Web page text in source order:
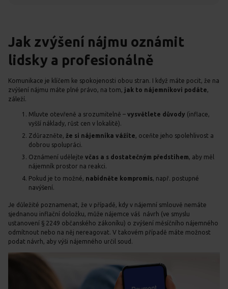
Jak zvýšení nájmu oznámit
lidsky a profesionálně
Komunikace je klíčem ke spokojenosti obou stran. I když máte pocit, že na
zvýšení nájmu máte plné právo, na tom, jak to nájemníkovi podáte,
záleží.
Mluvte otevřeně a srozumitelně – vysvětlete důvody (inflace,
vyšší náklady, růst cen v lokalitě).
Zdůrazněte, že si nájemníka vážíte, oceňte jeho spolehlivost a
dobrou spolupráci.
Oznámení udělejte včas a s dostatečným předstihem, aby měl
nájemník prostor na reakci.
Pokud je to možné, nabídněte kompromis, např. postupné
navýšení.
Je důležité poznamenat, že v případě, kdy v nájemní smlouvě nemáte
sjednanou inflační doložku, může nájemce váš návrh (ve smyslu
ustanovení § 2249 občanského zákoníku) o zvýšení měsíčního nájemného
odmítnout nebo na něj nereagovat. V takovém případě máte možnost
podat návrh, aby výši nájemného určil soud.